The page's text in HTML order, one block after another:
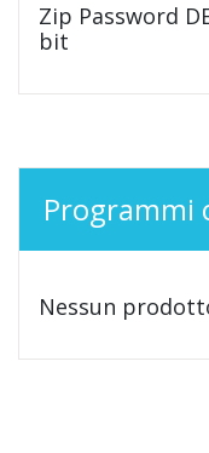
Zip Password
bit
Programmi
Nessun